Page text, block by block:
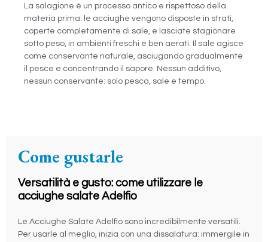
La salagione è un processo antico e rispettoso della
materia prima: le acciughe vengono disposte in strati,
coperte completamente di sale, e lasciate stagionare
sotto peso, in ambienti freschi e ben aerati. Il sale agisce
come conservante naturale, asciugando gradualmente
il pesce e concentrando il sapore. Nessun additivo,
nessun conservante: solo pesca, sale e tempo.
Come gustarle
Versatilità e gusto: come utilizzare le
acciughe salate Adelfio
Le Acciughe Salate Adelfio sono incredibilmente versatili.
Per usarle al meglio, inizia con una dissalatura: immergile in